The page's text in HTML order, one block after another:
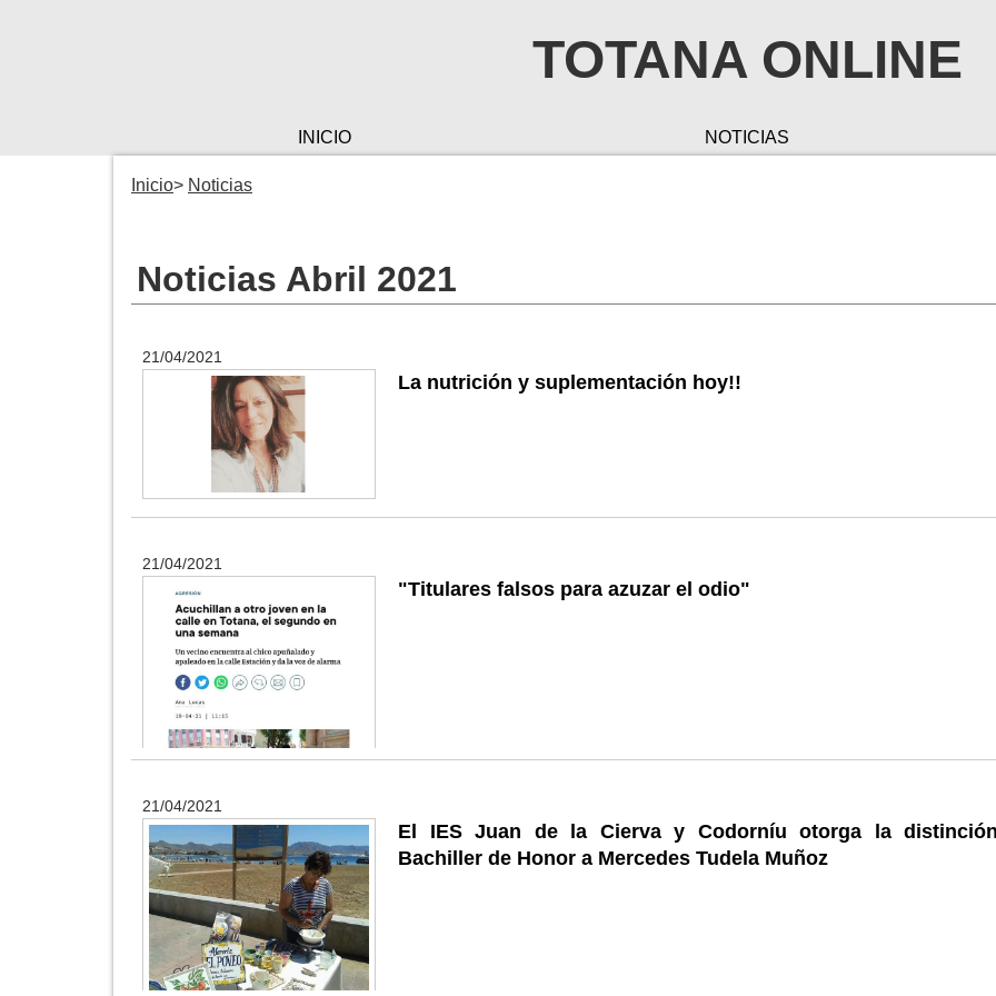
TOTANA ONLINE
INICIO NOTICIAS
Inicio Noticias
Noticias Abril 2021
21/04/2021
La nutrición y suplementación hoy!!
21/04/2021
"Titulares falsos para azuzar el odio"
21/04/2021
El IES Juan de la Cierva y Codorníu otorga la
Bachiller de Honor a Mercedes Tudela Muñoz